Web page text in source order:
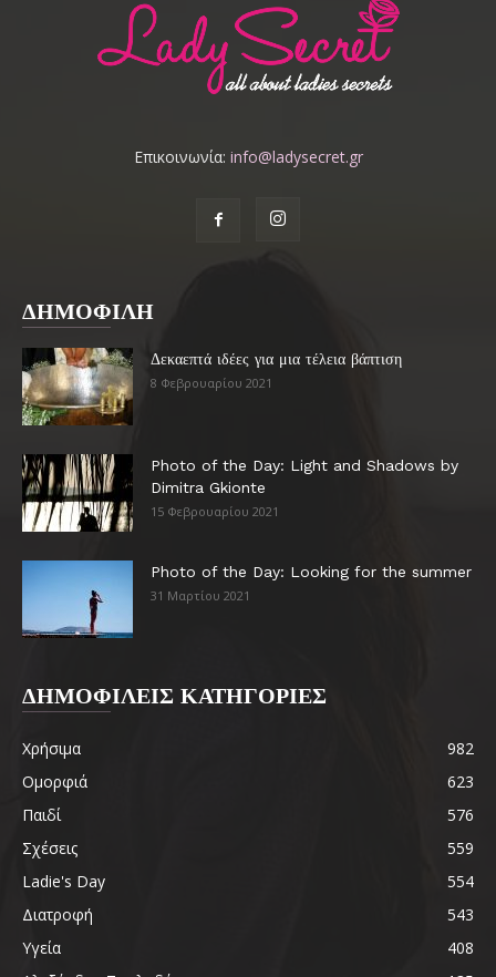
Επικοινωνία: info@ladysecret.gr
ΔΗΜΟΦΙΛΗ
Δεκαεπτά ιδέες για μια τέλεια βάπτιση
8 Φεβρουαρίου 2021
Photo of the Day: Light and Shadows by
Dimitra Gkionte
15 Φεβρουαρίου 2021
Photo of the Day: Looking for the summer
31 Μαρτίου 2021
ΔΗΜΟΦΙΛΕΙΣ ΚΑΤΗΓΟΡΙΕΣ
Χρήσιμα
982
Ομορφιά
623
Παιδί
576
Σχέσεις
559
Ladie's Day
554
Διατροφή
543
Υγεία
408